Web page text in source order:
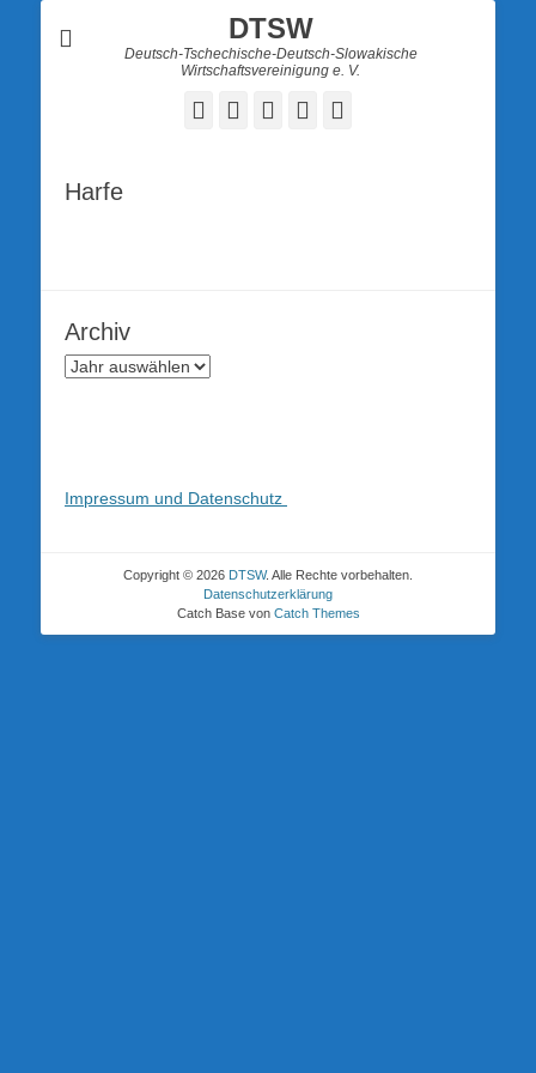
DTSW
Deutsch-Tschechische-Deutsch-Slowakische
Wirtschaftsvereinigung e. V.
Facebook
TwitterLinkedInYouTube
Harfe
Archiv
Impressum und Datenschutz
Copyright © 2026 DTSW. Alle Rechte vorbehalten.
Datenschutzerklärung
Catch Base von Catch Themes